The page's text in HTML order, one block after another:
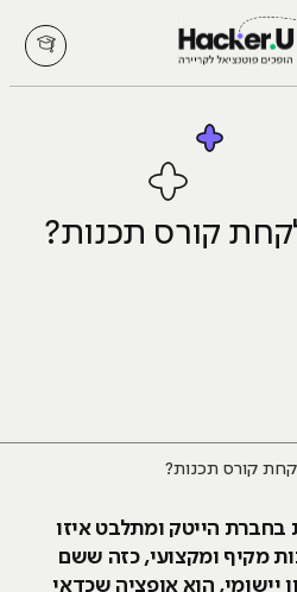
קורס תכנות?
קורס תכנות?
בחברת הייטק ומתלבט איזו
מקיף ומקצועי, כזה ששם
יישומי, הוא אופציה שכדאי